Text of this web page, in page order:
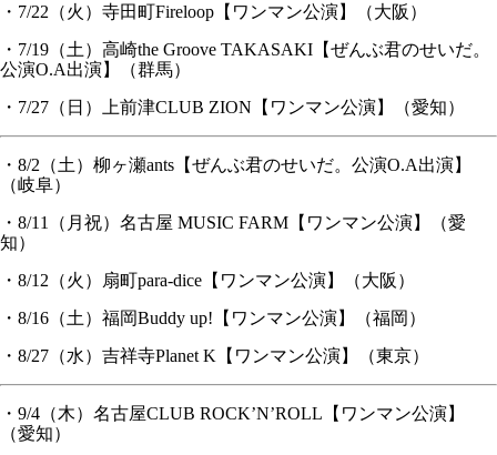
・7/22（火）寺田町Fireloop【ワンマン公演】（大阪）
・7/19（土）高崎the Groove TAKASAKI【ぜんぶ君のせいだ。
公演O.A出演】（群馬）
・7/27（日）上前津CLUB ZION【ワンマン公演】（愛知）
・8/2（土）柳ヶ瀬ants【ぜんぶ君のせいだ。公演O.A出演】
（岐阜）
・8/11（月祝）名古屋 MUSIC FARM【ワンマン公演】（愛
知）
・8/12（火）扇町para-dice【ワンマン公演】（大阪）
・8/16（土）福岡Buddy up!【ワンマン公演】（福岡）
・8/27（水）吉祥寺Planet K【ワンマン公演】（東京）
・9/4（木）名古屋CLUB ROCK’N’ROLL【ワンマン公演】
（愛知）